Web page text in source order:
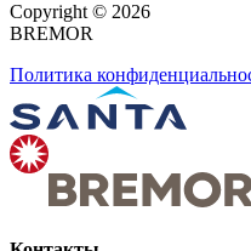
Copyright © 2026
BREMOR
Политика